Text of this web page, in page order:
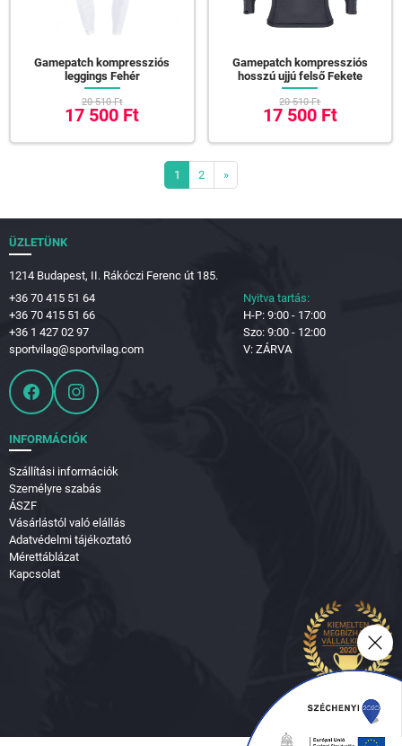
Gamepatch kompressziós
leggings Fehér
20 510 Ft
17 500 Ft
Gamepatch kompressziós
hosszú ujjú felső Fekete
20 510 Ft
17 500 Ft
1 2 »
ÜZLETÜNK
1214 Budapest, II. Rákóczi Ferenc út 185.
+36 70 415 51 64
+36 70 415 51 66
+36 1 427 02 97
sportvilag@sportvilag.com
Nyitva tartás:
H-P: 9:00 - 17:00
Szo: 9:00 - 12:00
V: ZÁRVA
INFORMÁCIÓK
Szállítási információk
Személyre szabás
ÁSZF
Vásárlástól való elállás
Adatvédelmi tájékoztató
Mérettáblázat
Kapcsolat